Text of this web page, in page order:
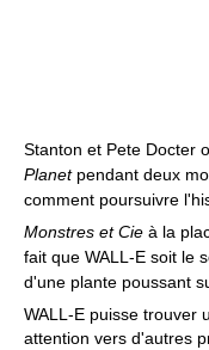
Stanton et Pete Docter
Planetpendant deux
comment poursuivre
Monstres et Cie à la
fait que WALL-E soit le
d'une plante poussant
WALL-E puisse trouver
attention vers d'autres